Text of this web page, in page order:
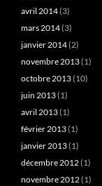
avril 2014(3)
mars 2014(3)
janvier 2014(2)
novembre 2013(1)
octobre 2013(10)
juin 2013(1)
avril 2013(1)
février 2013(1)
janvier 2013(1)
décembre 2012(1)
novembre 2012(1)